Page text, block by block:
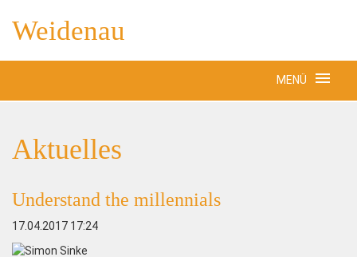
Weidenau
MENÜ
Aktuelles
Understand the millennials
17.04.2017 17:24